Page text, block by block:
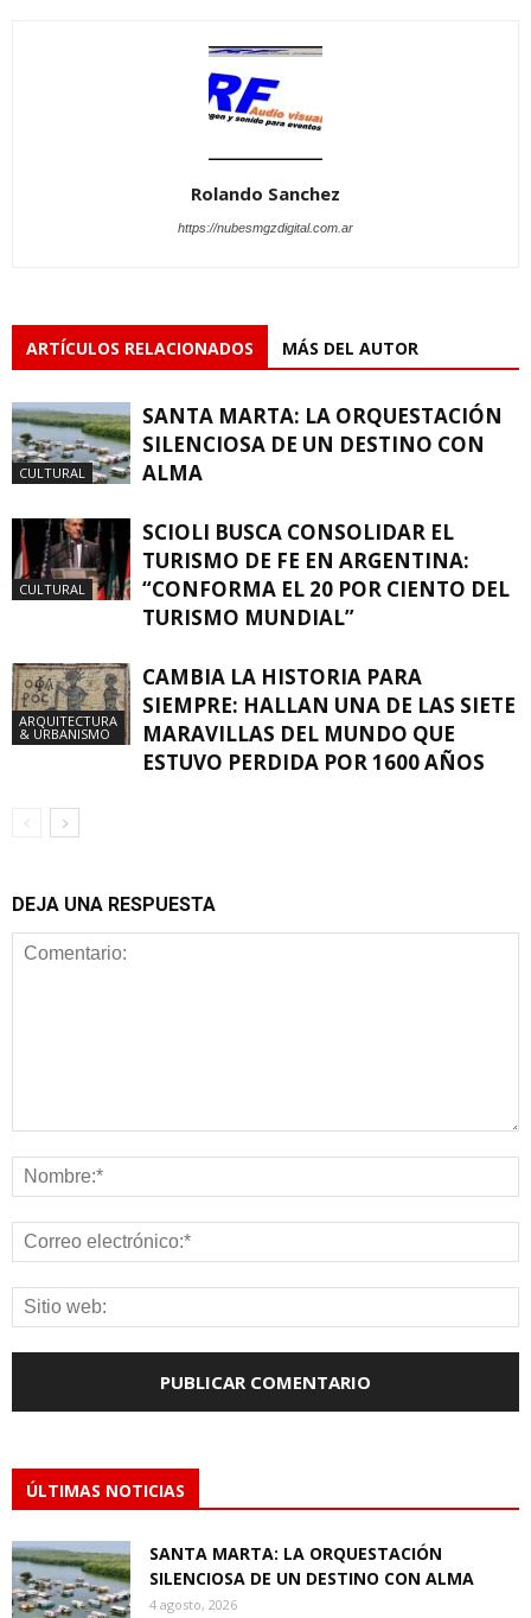
Rolando Sanchez
https://nubesmgzdigital.com.ar
ARTÍCULOS RELACIONADOS MÁS DEL AUTOR
CULTURAL
SANTA MARTA: LA ORQUESTACIÓN
SILENCIOSA DE UN DESTINO CON
ALMA
CULTURAL
SCIOLI BUSCA CONSOLIDAR EL
TURISMO DE FE EN ARGENTINA:
“CONFORMA EL 20 POR CIENTO DEL
TURISMO MUNDIAL”
ARQUITECTURA
& URBANISMO
CAMBIA LA HISTORIA PARA
SIEMPRE: HALLAN UNA DE LAS SIETE
MARAVILLAS DEL MUNDO QUE
ESTUVO PERDIDA POR 1600 AÑOS
DEJA UNA RESPUESTA
ÚLTIMAS NOTICIAS
SANTA MARTA: LA ORQUESTACIÓN
SILENCIOSA DE UN DESTINO CON ALMA
4 agosto, 2026